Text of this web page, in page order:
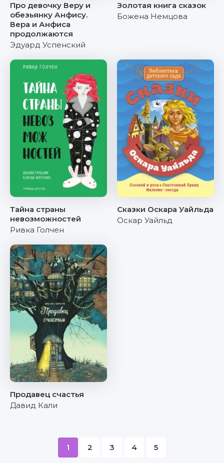
Про девочку Веру и
обезьянку Анфису.
Вера и Анфиса
продолжаются
Эдуард Успенский
Золотая книга сказок
Божена Немцова
Тайна страны
невозможностей
Ривка Голчен
Сказки Оскара Уайльда
Оскар Уайльд
Продавец счастья
Давид Кали
1 2 3 4 5